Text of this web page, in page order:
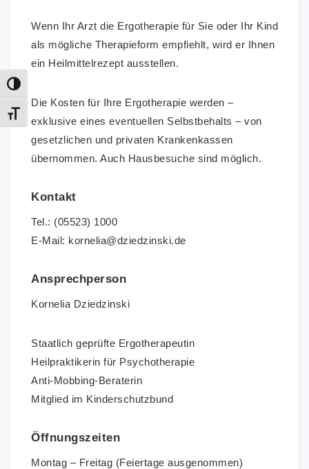
Umschalten auf hohe Kontraste
Schrift vergrößern
Wenn Ihr Arzt die Ergotherapie für Sie oder Ihr Kind
als mögliche Therapieform empfiehlt, wird er Ihnen
ein Heilmittelrezept ausstellen.
Die Kosten für Ihre Ergotherapie werden –
exklusive eines eventuellen Selbstbehalts – von
gesetzlichen und privaten Krankenkassen
übernommen. Auch Hausbesuche sind möglich.
Kontakt
Tel.: (05523) 1000
E-Mail: kornelia@dziedzinski.de
Ansprechperson
Kornelia Dziedzinski
Staatlich geprüfte Ergotherapeutin
Heilpraktikerin für Psychotherapie
Anti-Mobbing-Beraterin
Mitglied im Kinderschutzbund
Öffnungszeiten
Montag – Freitag (Feiertage ausgenommen)